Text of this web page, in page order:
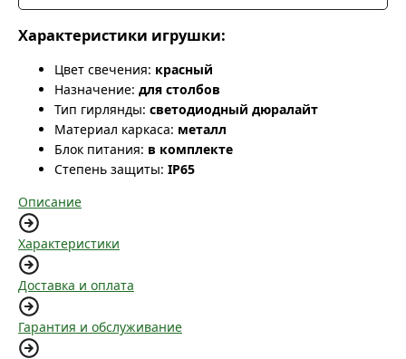
Характеристики игрушки:
Цвет свечения: красный
Назначение: для столбов
Тип гирлянды: светодиодный дюралайт
Материал каркаса: металл
Блок питания: в комплекте
Степень защиты: IP65
Описание
Характеристики
Доставка и оплата
Гарантия и обслуживание